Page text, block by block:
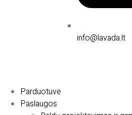
info@lavada.lt
Parduotuvė
Paslaugos